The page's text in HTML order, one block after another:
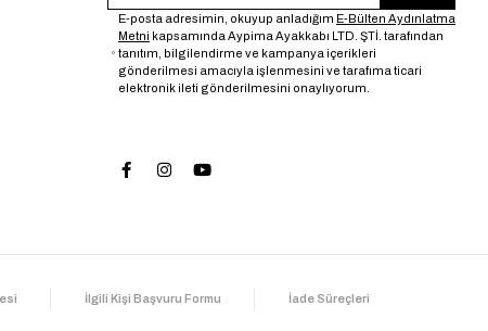
E-posta adresimin, okuyup anladığım E-Bülten Aydınlatma
Metni kapsamında Aypima Ayakkabı LTD. ŞTİ. tarafından
tanıtım, bilgilendirme ve kampanya içerikleri
gönderilmesi amacıyla işlenmesini ve tarafıma ticari
elektronik ileti gönderilmesini onaylıyorum.
İlgili Kişi Başvuru Formu İade Süreçleri